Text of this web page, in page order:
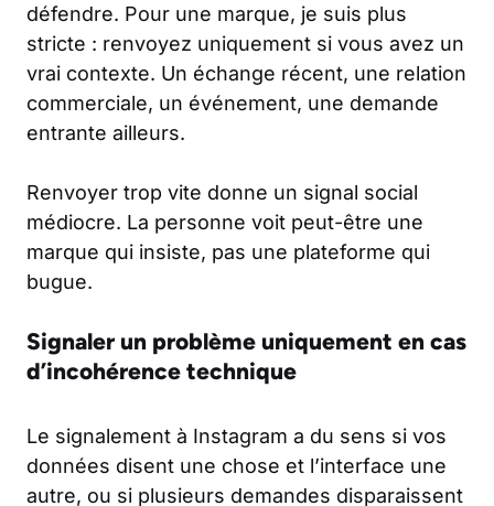
défendre. Pour une marque, je suis plus
stricte : renvoyez uniquement si vous avez un
vrai contexte. Un échange récent, une relation
commerciale, un événement, une demande
entrante ailleurs.
Renvoyer trop vite donne un signal social
médiocre. La personne voit peut-être une
marque qui insiste, pas une plateforme qui
bugue.
Signaler un problème uniquement en cas
d’incohérence technique
Le signalement à Instagram a du sens si vos
données disent une chose et l’interface une
autre, ou si plusieurs demandes disparaissent